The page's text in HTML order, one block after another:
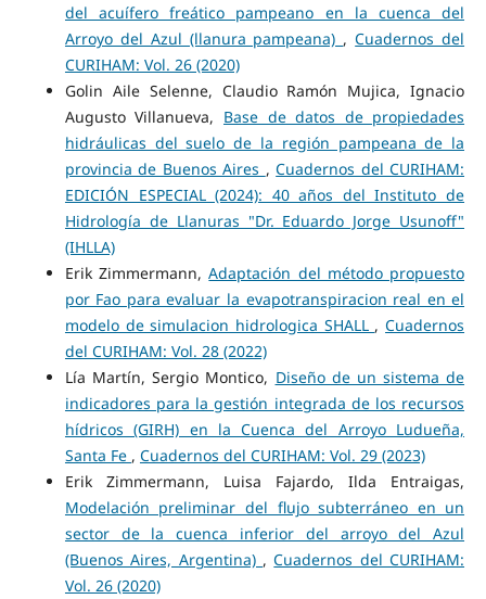
del acuífero freático pampeano en la cuenca del
Arroyo del Azul (llanura pampeana) ,Cuadernos del
CURIHAM: Vol. 26 (2020)
Golin Aile Selenne, Claudio Ramón Mujica, Ignacio
Augusto Villanueva, Base de datos de propiedades
hidráulicas del suelo de la región pampeana de la
provincia de Buenos Aires ,Cuadernos del CURIHAM:
EDICIÓN ESPECIAL (2024): 40 años del Instituto de
Hidrología de Llanuras "Dr. Eduardo Jorge Usunoff"
(IHLLA)
Erik Zimmermann,Adaptación del método propuesto
por Fao para evaluar la evapotranspiracion real en el
modelo de simulacion hidrologica SHALL ,Cuadernos
del CURIHAM: Vol. 28 (2022)
Lía Martín, Sergio Montico, Diseño de un sistema de
indicadores para la gestión integrada de los recursos
hídricos (GIRH) en la Cuenca del Arroyo Ludueña,
Santa Fe , Cuadernos del CURIHAM: Vol. 29 (2023)
Erik Zimmermann, Luisa Fajardo, Ilda Entraigas,
Modelación preliminar del flujo subterráneo en un
sector de la cuenca inferior del arroyo del Azul
(Buenos Aires, Argentina) ,Cuadernos del CURIHAM:
Vol. 26 (2020)